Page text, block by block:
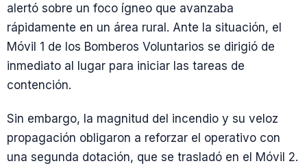
alertó sobre un foco ígneo que avanzaba
rápidamente en un área rural. Ante la situación, el
Móvil 1 de los Bomberos Voluntarios se dirigió de
inmediato al lugar para iniciar las tareas de
contención.
Sin embargo, la magnitud del incendio y su veloz
propagación obligaron a reforzar el operativo con
una segunda dotación, que se trasladó en el Móvil 2.